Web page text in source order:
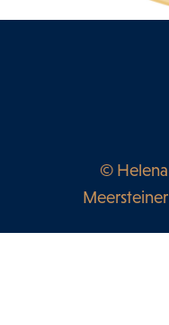
© Helena
Meersteiner